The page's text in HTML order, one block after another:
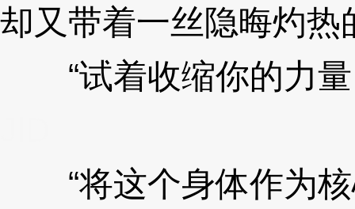
却又带着一丝隐晦灼热
“试着收缩你的力量
“将这个身体作为核